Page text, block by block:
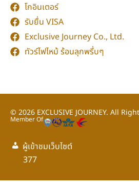
โกอินเตอร์
รับยื่น VISA
Exclusive Journey Co., Ltd.
ทัวร์ไฟไหม้ ร้อนลุกพรึ่บๆ
© 2026 EXCLUSIVE JOURNEY. All
Member Of
ผู้เข้าชมเว็บไซต์
377